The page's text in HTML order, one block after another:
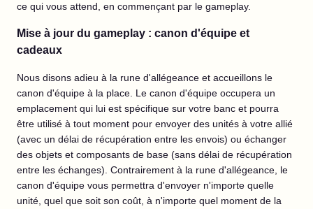
ce qui vous attend, en commençant par le gameplay.
Mise à jour du gameplay : canon d'équipe et
cadeaux
Nous disons adieu à la rune d'allégeance et accueillons le
canon d'équipe à la place. Le canon d'équipe occupera un
emplacement qui lui est spécifique sur votre banc et pourra
être utilisé à tout moment pour envoyer des unités à votre allié
(avec un délai de récupération entre les envois) ou échanger
des objets et composants de base (sans délai de récupération
entre les échanges). Contrairement à la rune d'allégeance, le
canon d'équipe vous permettra d'envoyer n'importe quelle
unité, quel que soit son coût, à n'importe quel moment de la